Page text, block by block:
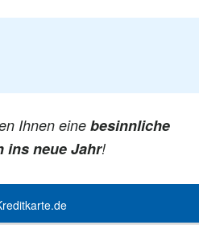
Ihnen eine besinnliche
ins neue Jahr!